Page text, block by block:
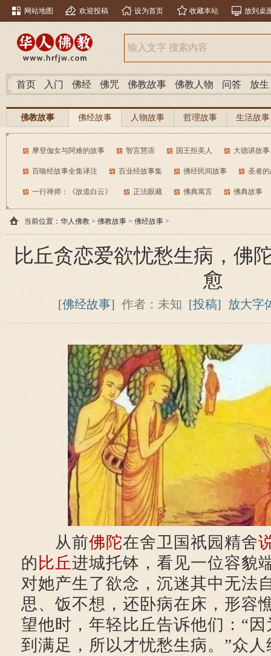
网站地图 欢迎投稿 设为首页 收藏本站 放到桌
首页 入门 佛经 佛咒 佛教故事 佛教人物 问答 放生
佛教故事 佛经故事 人物故事 哲理故事 生活故事
摩登伽女与阿难的故事 智言慧语 国王拒美人 大德讲故事
百喻经故事全集译注 百业经故事集 佛经民间故事 圣者
一行禅师：《故道白云》 正法眼藏 佛典寓言 佛典故事
当前位置： 华人佛教 > 佛教故事 > 佛经故事 >
比丘贪恋爱欲忧愁生病，佛
愈
[佛经故事] 作者：未知 [投稿] 放大字
从前佛陀在舍卫国祇园精舍
的 比丘进城托钵，看见一位容貌
对她产生了欲念，沉迷其中无法
思、饭不想，还卧病在床，形容
望他时，年轻比丘告诉他们：“
到满足，所以才忧愁生病。”众